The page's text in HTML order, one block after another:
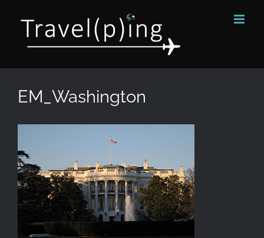
contenu
EM_Washington